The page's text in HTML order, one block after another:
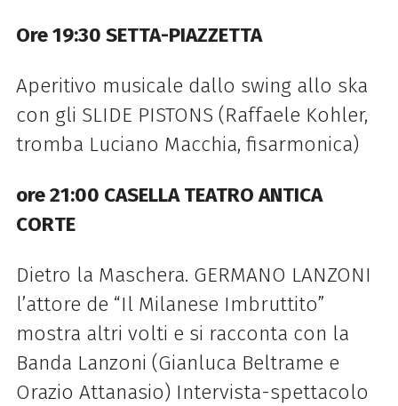
Ore 19:30 SETTA-PIAZZETTA
Aperitivo musicale dallo swing allo ska
con gli SLIDE PISTONS (Raffaele Kohler,
tromba Luciano Macchia, fisarmonica)
ore 21:00 CASELLA TEATRO ANTICA
CORTE
Dietro la Maschera. GERMANO LANZONI
l’attore de “Il Milanese Imbruttito”
mostra altri volti e si racconta con la
Banda Lanzoni (Gianluca Beltrame e
Orazio Attanasio) Intervista-spettacolo